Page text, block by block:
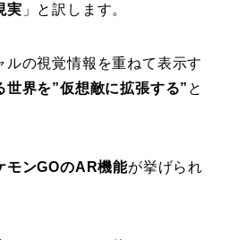
実 」と訳します。
の視覚情報を重ねて表示す
世界を”仮想敵に拡張する” と
モンGOのAR機能が挙げられ